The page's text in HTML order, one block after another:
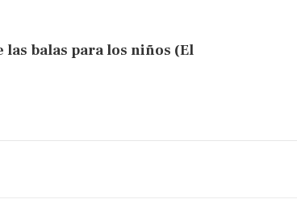
las balas para los niños (El